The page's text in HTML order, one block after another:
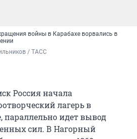
войны в Карабахе ворвались в
/ ТАСС
Россия начала
лагерь в
параллельно идет вывод
сил. В Нагорный